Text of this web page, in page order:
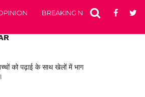
BREAKING NEWS
को पढ़ाई के साथ खेलों में भाग